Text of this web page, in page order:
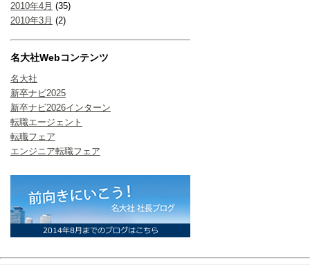
2010年4月 (35)
2010年3月 (2)
名大社Webコンテンツ
名大社
新卒ナビ2025
新卒ナビ2026インターン
転職エージェント
転職フェア
エンジニア転職フェア